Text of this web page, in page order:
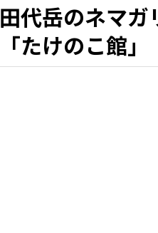
田代岳のネマ
「たけのこ館」